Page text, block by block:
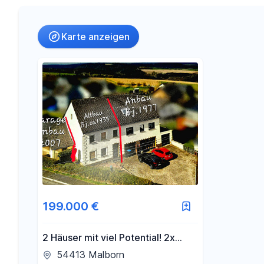
Fläche -
Karte anzeigen
199.000 €
2 Häuser mit viel Potential! 2x
DHH, Mietkauf möglich!
54413 Malborn